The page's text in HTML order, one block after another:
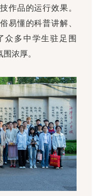
作品的运行效果。
易懂的科普讲解、
众多中学生驻足围
浓厚。